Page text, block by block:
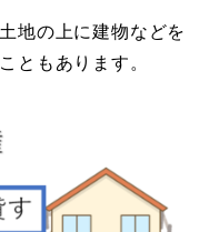
地の上に建物などを
ともあります。